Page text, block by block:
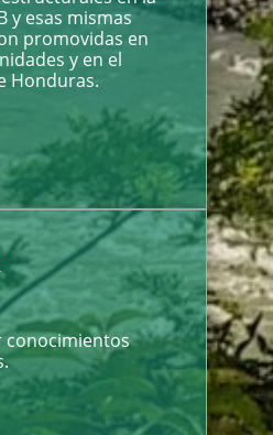
y esas mismas
promovidas en
y en el
Honduras.
conocimientos